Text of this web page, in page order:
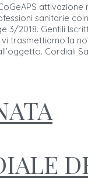
attivazione
sanitarie
3/2018. Gentili
trasmettiamo la
Cordiali